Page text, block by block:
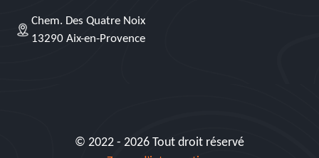
Chem. Des Quatre Noix
13290 Aix-en-Provence
© 2022 - 2026 Tout droit réservé